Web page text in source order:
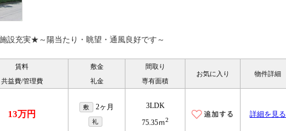
設充実★～陽当たり・眺望・通風良好です～
賃料
共益費/管理費
敷金
礼金
間取り
専有面積
お気に入り 物件詳細
13万円
敷 2ヶ月
礼
3LDK
75.35ｍ2
詳細を見る